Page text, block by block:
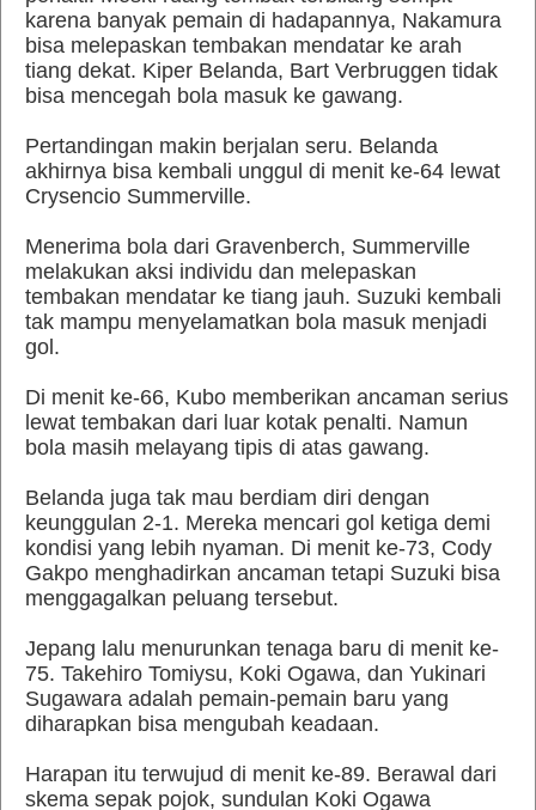
karena banyak pemain di hadapannya, Nakamura
bisa melepaskan tembakan mendatar ke arah
tiang dekat. Kiper Belanda, Bart Verbruggen tidak
bisa mencegah bola masuk ke gawang.
Pertandingan makin berjalan seru. Belanda
akhirnya bisa kembali unggul di menit ke-64 lewat
Crysencio Summerville.
Menerima bola dari Gravenberch, Summerville
melakukan aksi individu dan melepaskan
tembakan mendatar ke tiang jauh. Suzuki kembali
tak mampu menyelamatkan bola masuk menjadi
gol.
Di menit ke-66, Kubo memberikan ancaman serius
lewat tembakan dari luar kotak penalti. Namun
bola masih melayang tipis di atas gawang.
Belanda juga tak mau berdiam diri dengan
keunggulan 2-1. Mereka mencari gol ketiga demi
kondisi yang lebih nyaman. Di menit ke-73, Cody
Gakpo menghadirkan ancaman tetapi Suzuki bisa
menggagalkan peluang tersebut.
Jepang lalu menurunkan tenaga baru di menit ke-
75. Takehiro Tomiysu, Koki Ogawa, dan Yukinari
Sugawara adalah pemain-pemain baru yang
diharapkan bisa mengubah keadaan.
Harapan itu terwujud di menit ke-89. Berawal dari
skema sepak pojok, sundulan Koki Ogawa